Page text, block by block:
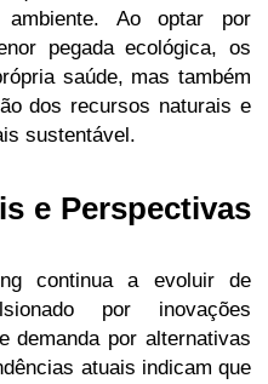
Ao optar por
pegada ecológica, os
saúde, mas também
dos recursos naturais e
sustentável.
e Perspectivas
continua a evoluir de
por inovações
demanda por alternativas
atuais indicam que